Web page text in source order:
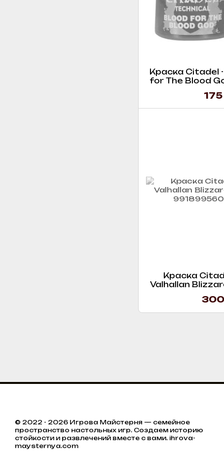
Краска Citadel
for The Blood
Краска
Valhallan
300
© 2022 - 2026 Игрова Майстерня — семейное
пространство настольных игр. Создаем историю
стойкости и развлечений вместе с вами. ihrova-
maysternya.com